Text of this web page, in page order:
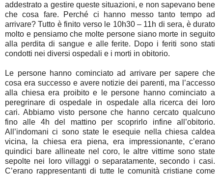
addestrato a gestire queste situazioni, e non sapevano bene
che cosa fare. Perché ci hanno messo tanto tempo ad
arrivare? Tutto è finito verso le 10h30 – 11h di sera, è durato
molto e pensiamo che molte persone siano morte in seguito
alla perdita di sangue e alle ferite. Dopo i feriti sono stati
condotti nei diversi ospedali e i morti in obitorio.
Le persone hanno cominciato ad arrivare per sapere che
cosa era successo e avere notizie dei parenti, ma l’accesso
alla chiesa era proibito e le persone hanno cominciato a
peregrinare di ospedale in ospedale alla ricerca dei loro
cari. Abbiamo visto persone che hanno cercato qualcuno
fino alle 4h del mattino per scoprirlo infine all’obitorio.
All’indomani ci sono state le esequie nella chiesa caldea
vicina, la chiesa era piena, era impressionante, c’erano
quindici bare allineate nel coro, le altre vittime sono state
sepolte nei loro villaggi o separatamente, secondo i casi.
C’erano rappresentanti di tutte le comunità cristiane come